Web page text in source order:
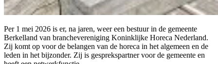
Per 1 mei 2026 is er, na jaren, weer een bestuur in de gemeente
Berkelland van branchevereniging Koninklijke Horeca Nederland.
Zij komt op voor de belangen van de horeca in het algemeen en de
leden in het bijzonder. Zij is gesprekspartner voor de gemeente en